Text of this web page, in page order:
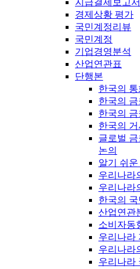
지급결제보고서
경제상황 평가
국민계정리뷰
국민계정
기업경영분석
산업연관표
단행본
한국의 통
한국의
한국의 금
한국의
글로벌
논의
알기 쉬
우리나라
우리나라
한국의
산업연관
소비자동
우리나라
우리나라
우리나라